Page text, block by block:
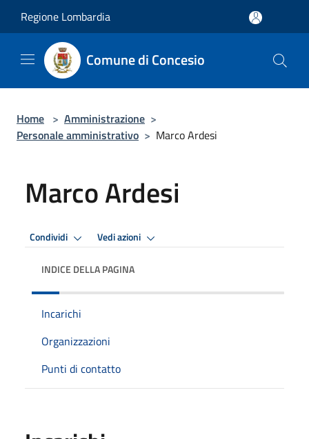
Regione Lombardia
Comune di Concesio
Home > Amministrazione >
Personale amministrativo > Marco Ardesi
Marco Ardesi
Condividi Vedi azioni
INDICE DELLA PAGINA
Incarichi
Organizzazioni
Punti di contatto